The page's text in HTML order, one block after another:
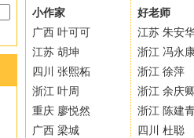
小作家
广西 叶可可
江苏 胡坤
四川 张熙柘
浙江 叶周
重庆 廖悦然
广西 梁城
好老师
江苏 朱安
浙江 冯永
浙江 徐萍
浙江 余庆
浙江 陈建
四川 杜聪